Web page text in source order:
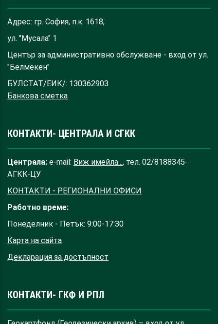
Адрес: гр. София, п.к. 1618,
ул. "Мусала" 1
Център за административно обслужване - вход от ул.
"Белмекен"
БУЛСТАТ/ЕИК/: 130362903
Банкова сметка
КОНТАКТИ- ЦЕНТРАЛА И СГКК
Централа: e-mail: Виж имейла..., тел. 02/8188345-
АГКК-ЦУ
КОНТАКТИ - РЕГИОНАЛНИ ОФИСИ
Работно време:
Понеделник - Петък: 9:00-17:30
Карта на сайта
Декларация за достъпност
КОНТАКТИ- ГКФ И РПЛ